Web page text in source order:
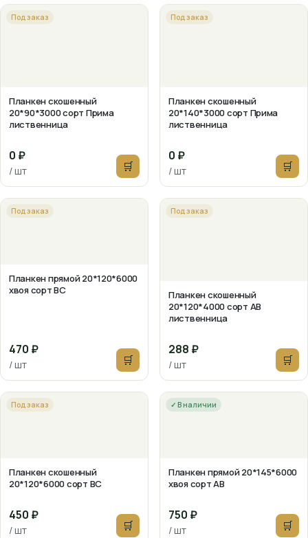
Под заказ
Планкен скошенный
20*90*3000 сорт Прима
лиственница
0 ₽
/ шт 🛒
Под заказ
Планкен скошенный
20*140*3000 сорт Прима
лиственница
0 ₽
/ шт 🛒
Под заказ
Планкен прямой 20*120*6000
хвоя сорт ВС
470 ₽
/ шт 🛒
Под заказ
Планкен скошенный
20*120*4000 сорт АВ
лиственница
288 ₽
/ шт 🛒
Под заказ
Планкен скошенный
20*120*6000 сорт ВС
450 ₽
/ шт 🛒
✓ В наличии
Планкен прямой 20*145*6000
хвоя сорт АВ
750 ₽
/ шт 🛒